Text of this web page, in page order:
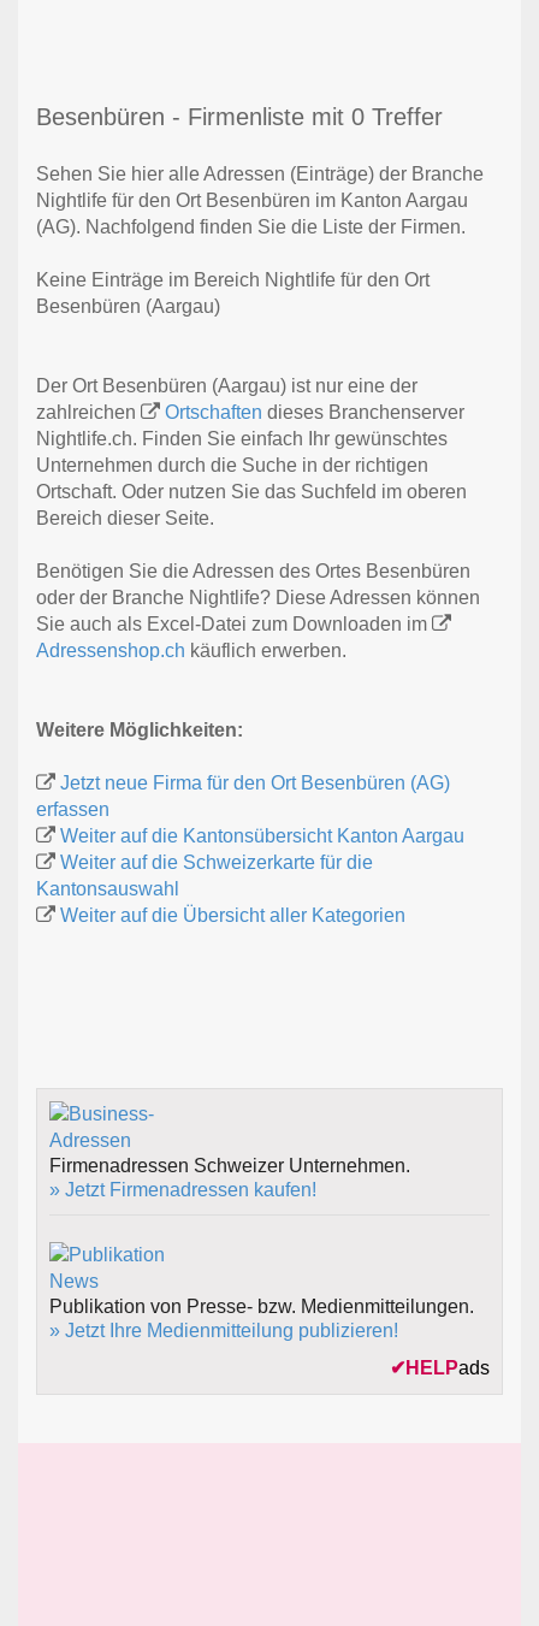
Besenbüren - Firmenliste mit 0 Treffer
Sehen Sie hier alle Adressen (Einträge) der Branche
Nightlife für den Ort Besenbüren im Kanton Aargau
(AG). Nachfolgend finden Sie die Liste der Firmen.
Keine Einträge im Bereich Nightlife für den Ort
Besenbüren (Aargau)
Der Ort Besenbüren (Aargau) ist nur eine der
zahlreichen
Ortschaften dieses Branchenserver
Nightlife.ch. Finden Sie einfach Ihr gewünschtes
Unternehmen durch die Suche in der richtigen
Ortschaft. Oder nutzen Sie das Suchfeld im oberen
Bereich dieser Seite.
Benötigen Sie die Adressen des Ortes Besenbüren
oder der Branche Nightlife? Diese Adressen können
Sie auch als Excel-Datei zum Downloaden im
Adressenshop.ch käuflich erwerben.
Weitere Möglichkeiten:
Jetzt neue Firma für den Ort Besenbüren (AG)
erfassen
Weiter auf die Kantonsübersicht Kanton Aargau
Weiter auf die Schweizerkarte für die
Kantonsauswahl
Weiter auf die Übersicht aller Kategorien
Firmenadressen Schweizer Unternehmen.
» Jetzt Firmenadressen kaufen!
Publikation von Presse- bzw. Medienmitteilungen.
» Jetzt Ihre Medienmitteilung publizieren!
✔ HELPads